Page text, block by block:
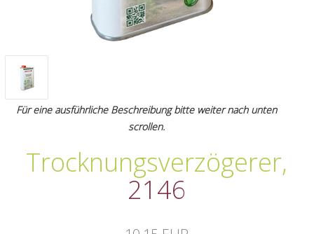
Für eine ausführliche Beschreibung bitte weiter nach unten
scrollen.
Trocknungsverzögerer,
2146